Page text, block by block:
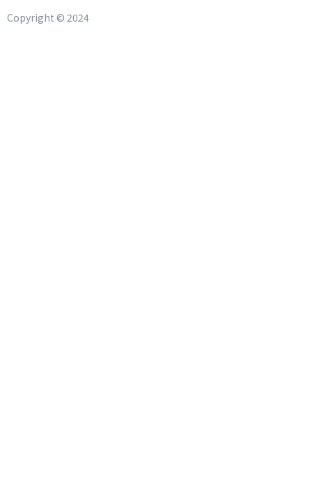
Copyright © 2024